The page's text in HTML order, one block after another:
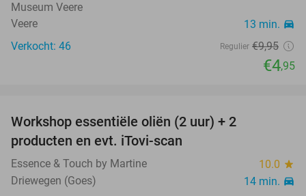
Museum Veere
Veere
13 min. directions_car
Verkocht: 46 Regulier €9,95
€4,95
Workshop essentiële oliën (2 uur) + 2
producten en evt. iTovi-scan
Essence & Touch by Martine 10.0 star
Driewegen (Goes) 14 min. directions_car